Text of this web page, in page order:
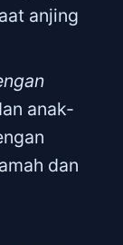
anjing
anak-
dan